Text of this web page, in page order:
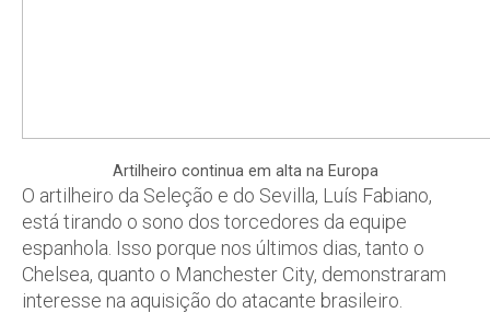
Artilheiro continua em alta na Europa
O artilheiro da Seleção e do Sevilla, Luís Fabiano,
está tirando o sono dos torcedores da equipe
espanhola. Isso porque nos últimos dias, tanto o
Chelsea, quanto o Manchester City, demonstraram
interesse na aquisição do atacante brasileiro.